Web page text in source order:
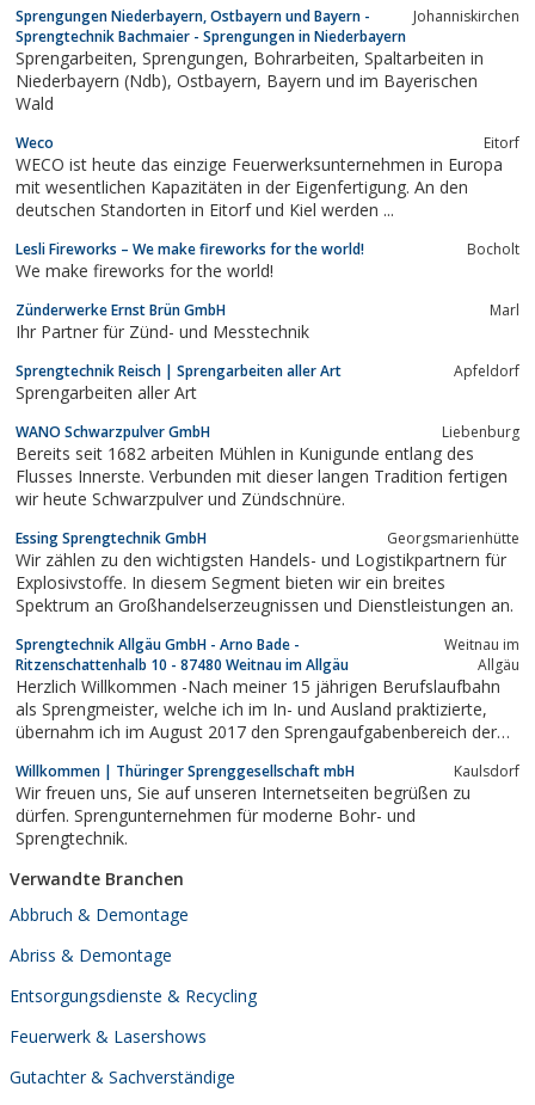
Sprengungen Niederbayern, Ostbayern und Bayern -
Sprengtechnik Bachmaier - Sprengungen in Niederbayern
Johanniskirchen
Sprengarbeiten, Sprengungen, Bohrarbeiten, Spaltarbeiten in
Niederbayern (Ndb), Ostbayern, Bayern und im Bayerischen
Wald
Weco Eitorf
WECO ist heute das einzige Feuerwerksunternehmen in Europa
mit wesentlichen Kapazitäten in der Eigenfertigung. An den
deutschen Standorten in Eitorf und Kiel werden ...
Lesli Fireworks – We make fireworks for the world! Bocholt
We make fireworks for the world!
Zünderwerke Ernst Brün GmbH Marl
Ihr Partner für Zünd- und Messtechnik
Sprengtechnik Reisch | Sprengarbeiten aller Art Apfeldorf
Sprengarbeiten aller Art
WANO Schwarzpulver GmbH Liebenburg
Bereits seit 1682 arbeiten Mühlen in Kunigunde entlang des
Flusses Innerste. Verbunden mit dieser langen Tradition fertigen
wir heute Schwarzpulver und Zündschnüre.
Essing Sprengtechnik GmbH Georgsmarienhütte
Wir zählen zu den wichtigsten Handels- und Logistikpartnern für
Explosivstoffe. In diesem Segment bieten wir ein breites
Spektrum an Großhandelserzeugnissen und Dienstleistungen an.
Sprengtechnik Allgäu GmbH - Arno Bade -
Ritzenschattenhalb 10 - 87480 Weitnau im Allgäu
Weitnau im
Allgäu
Herzlich Willkommen -Nach meiner 15 jährigen Berufslaufbahn
als Sprengmeister, welche ich im In- und Ausland praktizierte,
übernahm ich im August 2017 den Sprengaufgabenbereich der
von “Sprengtechnik Allgäu GmbH” übernehme ich die Garantie für
ein...
Willkommen | Thüringer Sprenggesellschaft mbH Kaulsdorf
Wir freuen uns, Sie auf unseren Internetseiten begrüßen zu
dürfen. Sprengunternehmen für moderne Bohr- und
Sprengtechnik.
Verwandte Branchen
Abbruch & Demontage
Abriss & Demontage
Entsorgungsdienste & Recycling
Feuerwerk & Lasershows
Gutachter & Sachverständige